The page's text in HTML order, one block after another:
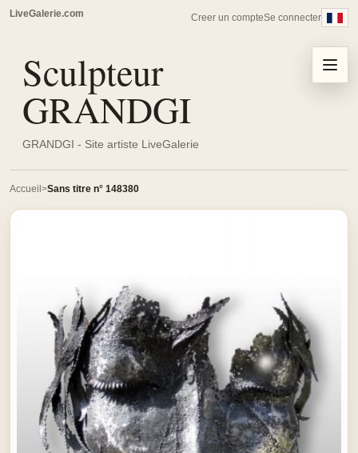
LiveGalerie.com Creer un compteSe connecter
Sculpteur
GRANDGI
GRANDGI - Site artiste LiveGalerie
Menu
Accueil Sans titre n° 148380